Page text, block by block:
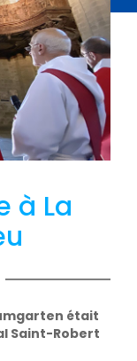
à La
était
Saint-Robert